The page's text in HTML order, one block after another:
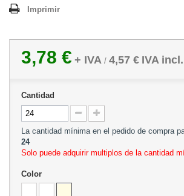
Imprimir
3,78 € + IVA / 4,57 € IVA incl.
Cantidad
La cantidad mínima en el pedido de compra
24
Solo puede adquirir multiplos de la cantidad
Color